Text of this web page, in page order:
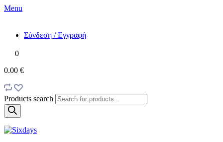
Menu
Σύνδεση / Εγγραφή
0
0.00 €
Products search